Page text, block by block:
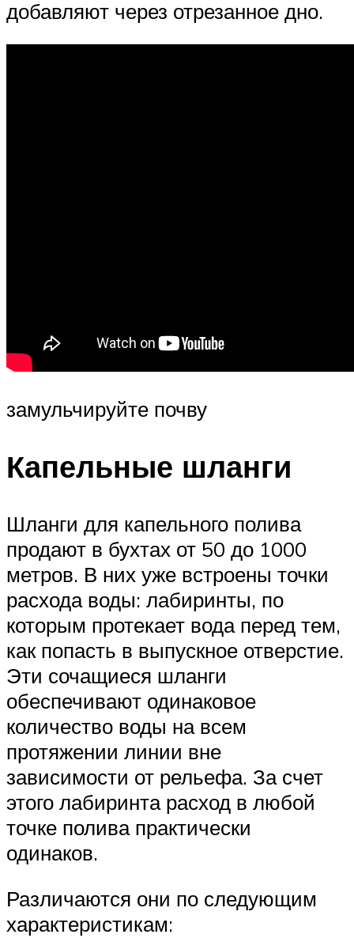
добавляют через отрезанное дно.
замульчируйте почву
Капельные шланги
Шланги для капельного полива
продают в бухтах от 50 до 1000
метров. В них уже встроены точки
расхода воды: лабиринты, по
которым протекает вода перед тем,
как попасть в выпускное отверстие.
Эти сочащиеся шланги
обеспечивают одинаковое
количество воды на всем
протяжении линии вне
зависимости от рельефа. За счет
этого лабиринта расход в любой
точке полива практически
одинаков.
Различаются они по следующим
характеристикам: